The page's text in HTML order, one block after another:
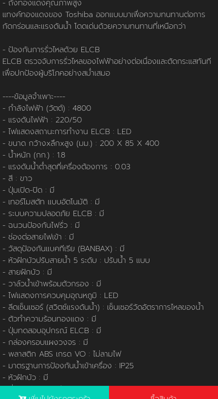
นโยบายความเป็นส่วนตัว